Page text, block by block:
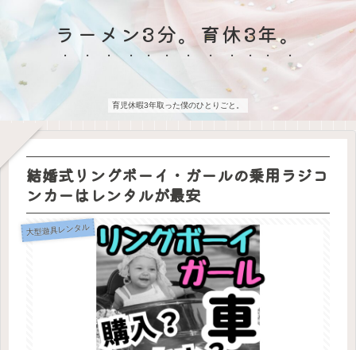
ラーメン3分。育休3年。
育児休暇3年取った僕のひとりごと。
結婚式リングボーイ・ガールの乗用ラジコ
ンカーはレンタルが最安
大型遊具レンタル